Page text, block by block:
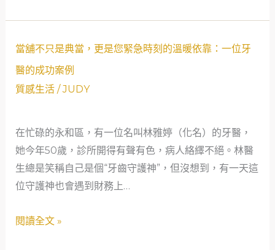
會
生
活
形
安
全
網
當舖不只是典當，更是您緊急時刻的溫暖依靠：一位牙
醫的成功案例
質感生活/JUDY
在忙碌的永和區，有一位名叫林雅婷（化名）的牙醫，
她今年50歲，診所開得有聲有色，病人絡繹不絕。林醫
生總是笑稱自己是個“牙齒守護神”，但沒想到，有一天這
位守護神也會遇到財務上…
當
只
典
當，
更
是
緊
閱讀全文 »